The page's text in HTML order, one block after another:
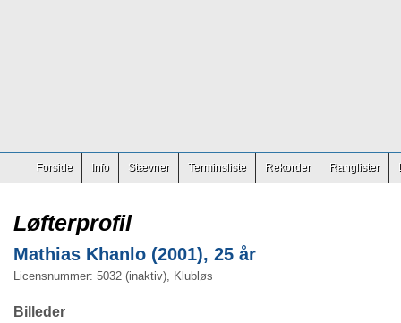
Forside Info Stævner Terminsliste Rekorder Ranglister
Løfterprofil
Mathias Khanlo (2001), 25 år
Licensnummer: 5032 (inaktiv), Klubløs
Billeder